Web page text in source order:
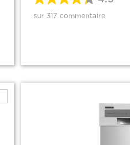
sur 317 commentaire